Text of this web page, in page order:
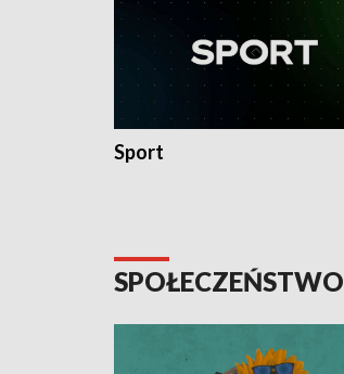
Sport
SPOŁECZEŃSTWO